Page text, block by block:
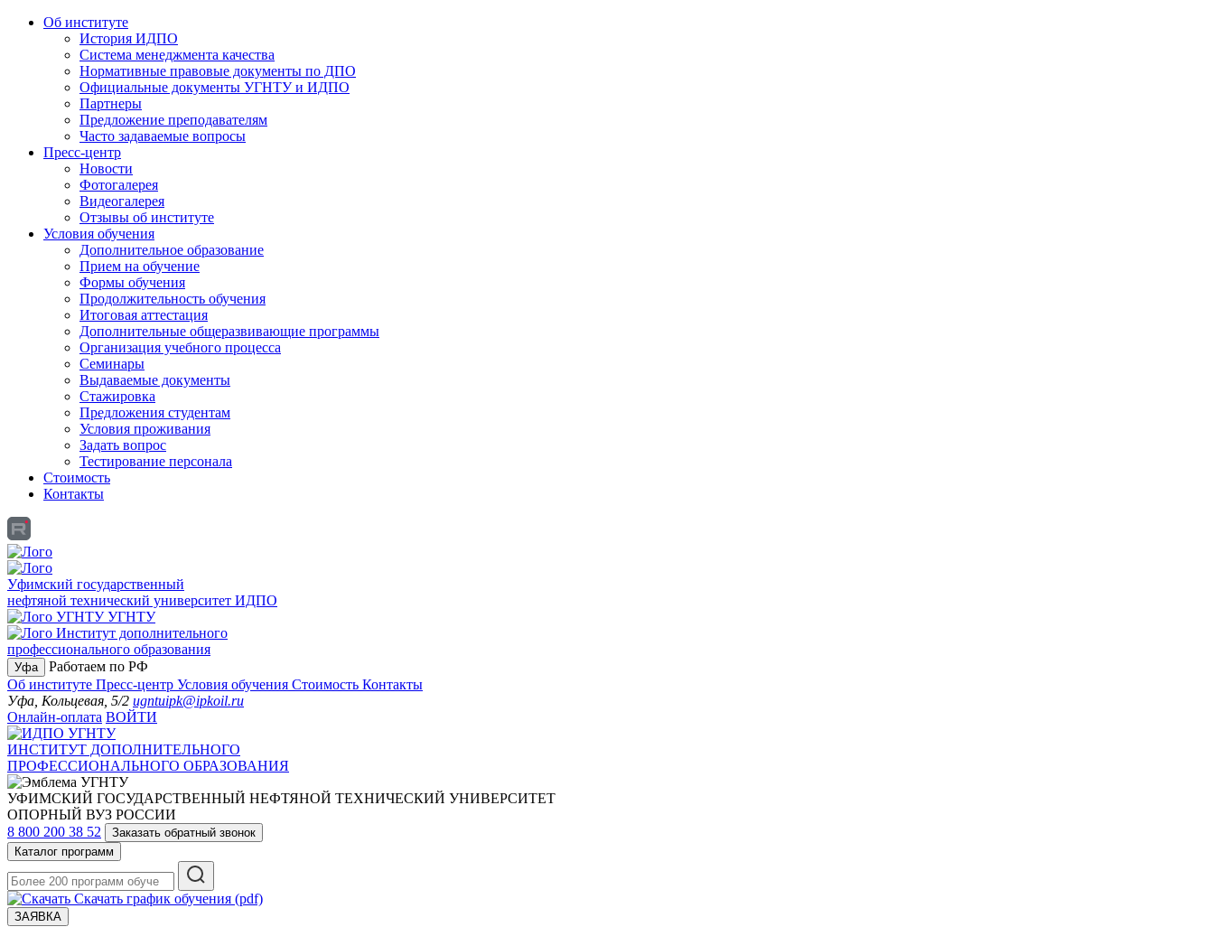
Об институте
История ИДПО
Система менеджмента качества
Нормативные правовые документы по ДПО
Официальные документы УГНТУ и ИДПО
Партнеры
Предложение преподавателям
Часто задаваемые вопросы
Пресс-центр
Новости
Фотогалерея
Видеогалерея
Отзывы об институте
Условия обучения
Дополнительное образование
Прием на обучение
Формы обучения
Продолжительность обучения
Итоговая аттестация
Дополнительные общеразвивающие программы
Организация учебного процесса
Семинары
Выдаваемые документы
Стажировка
Предложения студентам
Условия проживания
Задать вопрос
Тестирование персонала
Стоимость
Контакты
Уфимский государственный
нефтяной технический университет ИДПО
УГНТУ
Институт дополнительного
профессионального образования
Уфа
Работаем по РФ
Об институте Пресс-центр Условия обучения Стоимость Контакты
Уфа, Кольцевая, 5/2 ugntuipk@ipkoil.ru
Онлайн-оплата ВОЙТИ
ИНСТИТУТ ДОПОЛНИТЕЛЬНОГО
ПРОФЕССИОНАЛЬНОГО ОБРАЗОВАНИЯ
УФИМСКИЙ ГОСУДАРСТВЕННЫЙ НЕФТЯНОЙ ТЕХНИЧЕСКИЙ УНИВЕРСИТЕТ
ОПОРНЫЙ ВУЗ РОССИИ
8 800 200 38 52
Заказать обратный звонок
Каталог программ
Скачать график обучения (pdf)
ЗАЯВКА